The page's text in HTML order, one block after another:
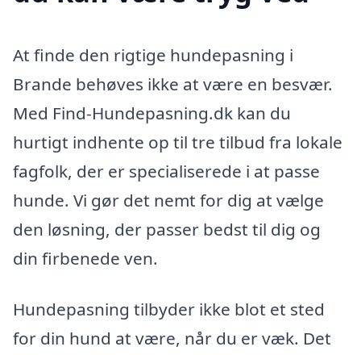
At finde den rigtige hundepasning i
Brande behøves ikke at være en besvær.
Med Find-Hundepasning.dk kan du
hurtigt indhente op til tre tilbud fra lokale
fagfolk, der er specialiserede i at passe
hunde. Vi gør det nemt for dig at vælge
den løsning, der passer bedst til dig og
din firbenede ven.
Hundepasning tilbyder ikke blot et sted
for din hund at være, når du er væk. Det